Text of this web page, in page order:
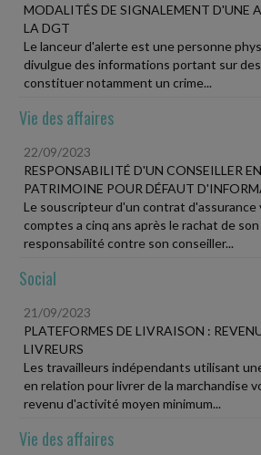
MODALITÉS DE SIGNALEMENT D'UNE
LA DGT
Le lanceur d'alerte est une personne
divulgue des informations portant sur
constituer notamment un crime...
Vie des affaires
22/09/2023
RESPONSABILITÉ D'UN CONSEILLER
PATRIMOINE POUR DÉFAUT
Le souscripteur d'un contrat d'assurance
comptes a cinq ans après le rachat de
responsabilité contre son conseiller...
Social
21/09/2023
PLATEFORMES DE LIVRAISON :
LIVREURS
Les travailleurs indépendants utilisant
en relation pour livrer de la marchandise
revenu d'activité moyen minimum...
Vie des affaires